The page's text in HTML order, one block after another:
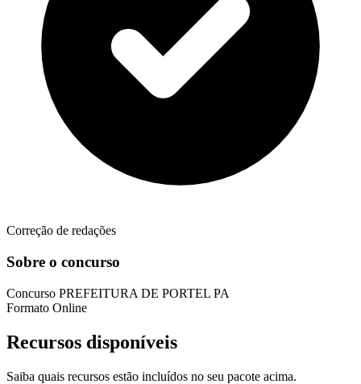
Correção de redações
Sobre o concurso
Concurso PREFEITURA DE PORTEL PA
Formato Online
Recursos disponíveis
Saiba quais recursos estão incluídos no seu pacote acima.